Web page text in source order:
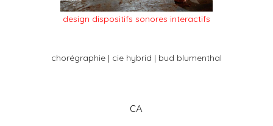
design dispositifs sonores interactifs
chorégraphie | cie hybrid | bud blumenthal
CA